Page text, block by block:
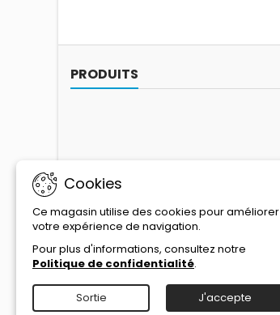
PRODUITS
Cookies
Ce magasin utilise des cookies pour améliorer
votre expérience de navigation.
Pour plus d'informations, consultez notre
Politique de confidentialité.
Sortie J'accepte